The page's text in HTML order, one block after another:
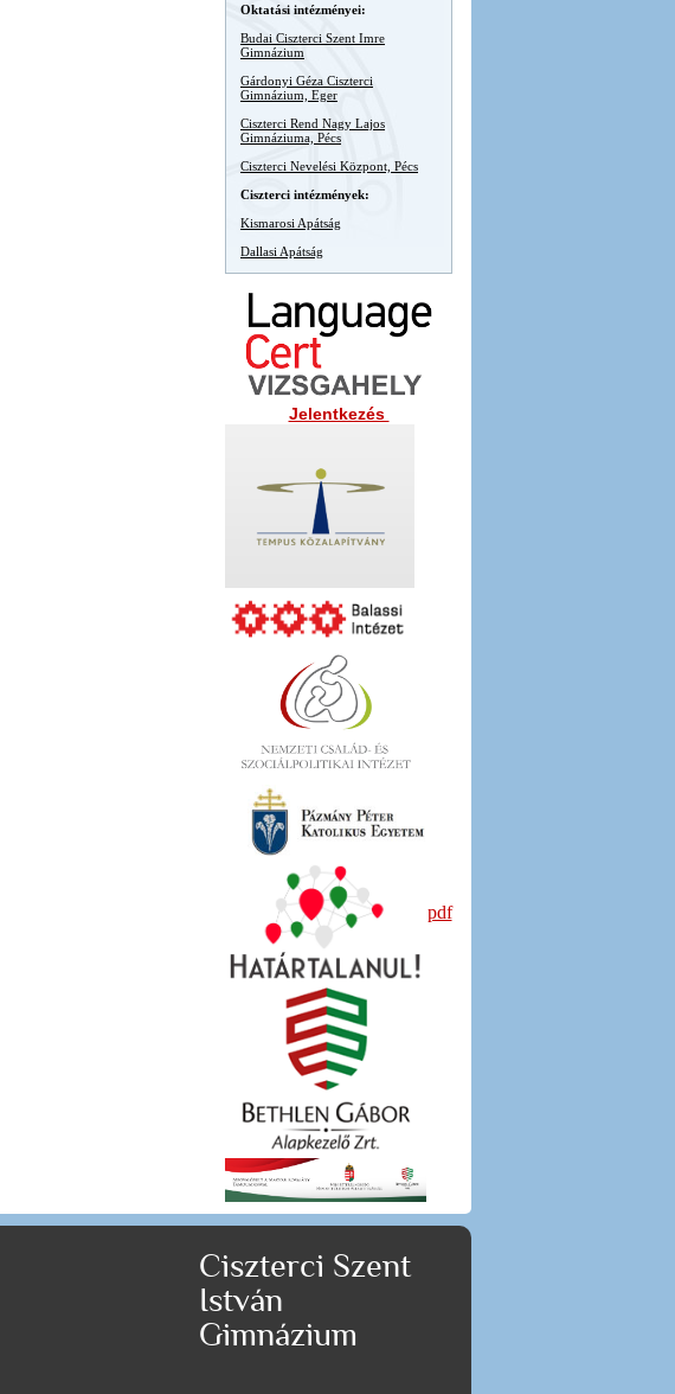
Oktatási intézményei:
Budai Ciszterci Szent Imre
Gimnázium
Gárdonyi Géza Ciszterci
Gimnázium, Eger
Ciszterci Rend Nagy Lajos
Gimnáziuma, Pécs
Ciszterci Nevelési Központ, Pécs
Ciszterci intézmények:
Kismarosi Apátság
Dallasi Apátság
Jelentkezés
pdf
Ciszterci Szent
István
Gimnázium